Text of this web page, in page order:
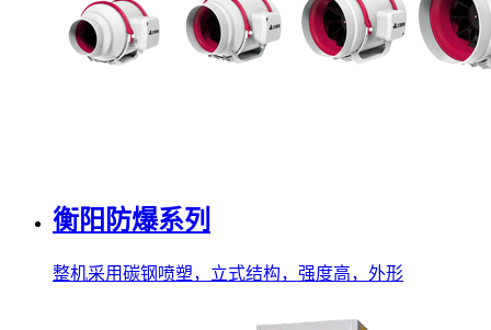
衡阳防爆系列
整机采用碳钢喷塑，立式结构，强度高，外形